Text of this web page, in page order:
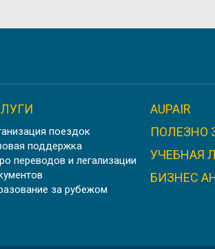
AIX MARSEILLE
КАРЛСРУЭ, ГЕРМАНИЯ
поездок
поддержка
переводов и легализации
за рубежом
AUPAIR
ПОЛЕЗНО
УЧЕБНАЯ
БИЗНЕС